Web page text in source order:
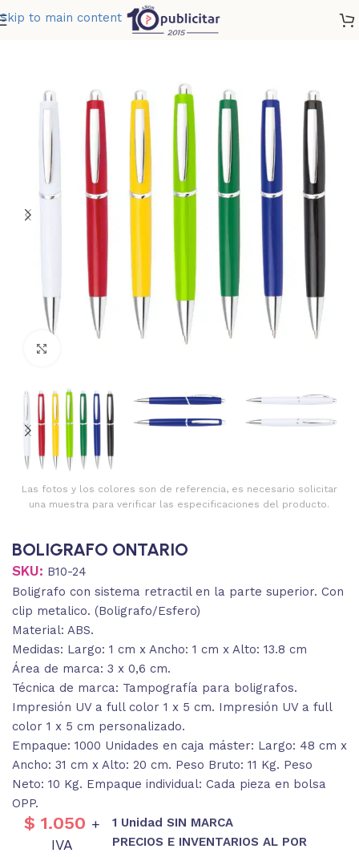
Skip to main content
BOLIGRAFO ONTARIO
Las fotos y los colores son de referencia, es necesario solicitar
una muestra para verificar las especificaciones del producto.
BOLIGRAFO ONTARIO
SKU: B10-24
Boligrafo con sistema retractil en la parte superior. Con
clip metalico. (Boligrafo/Esfero)
Material: ABS.
Medidas: Largo: 1 cm x Ancho: 1 cm x Alto: 13.8 cm
Área de marca: 3 x 0,6 cm.
Técnica de marca: Tampografía para boligrafos.
Impresión UV a full color 1 x 5 cm. Impresión UV a full
color 1 x 5 cm personalizado.
Empaque: 1000 Unidades en caja máster: Largo: 48 cm x
Ancho: 31 cm x Alto: 20 cm. Peso Bruto: 11 Kg. Peso
Neto: 10 Kg. Empaque individual: Cada pieza en bolsa
OPP.
$ 1.050 +
IVA
1 Unidad SIN MARCA
PRECIOS E INVENTARIOS AL POR